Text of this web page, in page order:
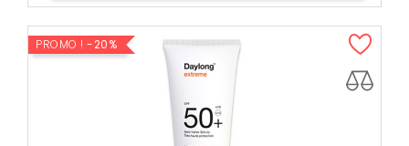
PROMO ! -20%